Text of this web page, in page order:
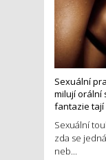
Sexuální
milují orální
fantazie tají
Sexuální
zda se
neb...